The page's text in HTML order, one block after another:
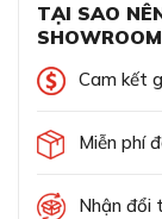
TẠI SAO
SHOWROOM
Cam kết
Miễn phí
Nhận đổi